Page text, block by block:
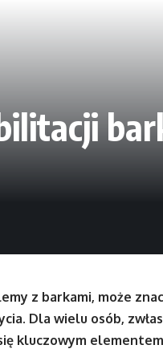
z barkami, może
Dla wielu osób,
kluczowym